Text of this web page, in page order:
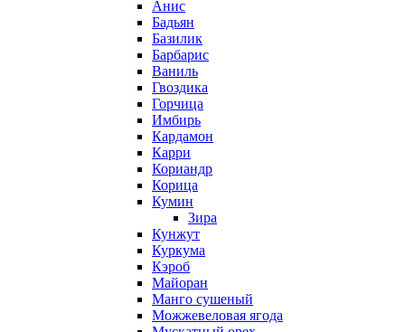
Анис
Бадьян
Базилик
Барбарис
Ваниль
Гвоздика
Горчица
Имбирь
Кардамон
Карри
Кориандр
Корица
Кумин
Зира
Кунжут
Куркума
Кэроб
Майоран
Манго сушеный
Можжевеловая ягода